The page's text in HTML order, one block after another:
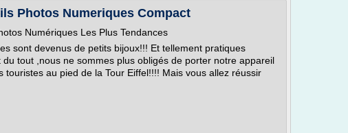
Photos Numeriques Compact
Numériques Les Plus Tendances
sont devenus de petits bijoux!!! Et tellement pratiques
tout ,nous ne sommes plus obligés de porter notre appareil
touristes au pied de la Tour Eiffel!!!! Mais vous allez réussir